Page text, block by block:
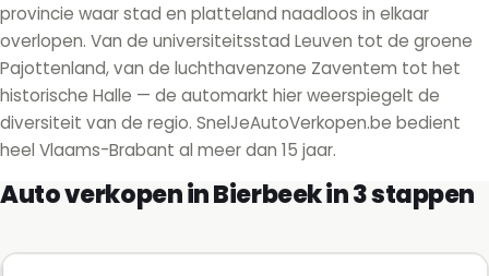
provincie waar stad en platteland naadloos in elkaar
overlopen. Van de universiteitsstad Leuven tot de groene
Pajottenland, van de luchthavenzone Zaventem tot het
historische Halle — de automarkt hier weerspiegelt de
diversiteit van de regio. SnelJeAutoVerkopen.be bedient
heel Vlaams-Brabant al meer dan 15 jaar.
Auto verkopen in Bierbeek in 3 stappen